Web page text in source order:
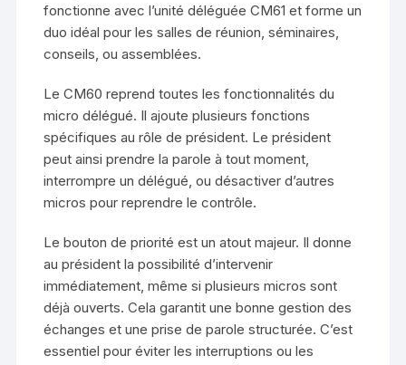
fonctionne avec l’unité déléguée CM61 et forme un
duo idéal pour les salles de réunion, séminaires,
conseils, ou assemblées.
Le CM60 reprend toutes les fonctionnalités du
micro délégué. Il ajoute plusieurs fonctions
spécifiques au rôle de président. Le président
peut ainsi prendre la parole à tout moment,
interrompre un délégué, ou désactiver d’autres
micros pour reprendre le contrôle.
Le bouton de priorité est un atout majeur. Il donne
au président la possibilité d’intervenir
immédiatement, même si plusieurs micros sont
déjà ouverts. Cela garantit une bonne gestion des
échanges et une prise de parole structurée. C’est
essentiel pour éviter les interruptions ou les